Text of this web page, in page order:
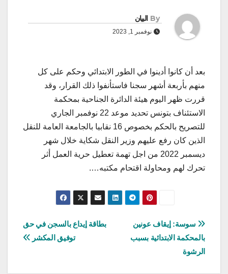
By البيان
نوفمبر 1, 2023
بعد أن كانوا أدينوا في الطور الابتدائي وحكم على كل
منهم بأربعة أشهر سجنا فاستأنفوا ذلك القرار، وقد
قررت ظهر اليوم هيئة الدائرة الجناحية بمحكمة
الاستئناف بتونس تحديد موعد 22 نوفمبر الجاري
للتصريح بالحكم بخصوص 16 نقابيا بالجامعة العامة للنقل
الذين كان رفع عليهم وزير النقل شكاية خلال شهر
ديسمبر 2022 من اجل تهمة تعطيل حرية العمل أثر
تحرك لهم ومحاولة اقتحام مكتبه….
تصفّح
المقالات
بطاقة إيداع بالسجن في حق
توفيق المكشر
سوسة: إيقاف عونين
بالمحكمة الابتدائية بسبب
الرشوة